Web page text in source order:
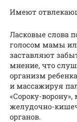
Имеют
Ласковые слова
голосом мамы
заставляют
мнение, что
организм
и массажируя
«Сороку-
желудочно-
органов.